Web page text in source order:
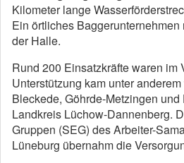
Kilometer lange
Ein örtliches Baggerunternehmen
der Halle.
Rund 200 Einsatzkräfte waren im
Unterstützung kam unter
Bleckede, Göhrde-Metzingen
Landkreis Lüchow-Dannenberg.
Gruppen (SEG) des Arbeiter-
Lüneburg übernahm die